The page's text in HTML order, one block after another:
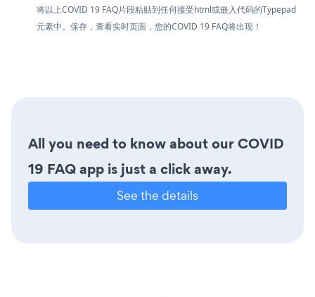
将以上COVID 19 FAQ片段粘贴到任何接受html或嵌入代码的Typepad
元素中。保存，查看实时页面，您的COVID 19 FAQ将出现！
All you need to know about our COVID
19 FAQ app is just a click away.
See the details